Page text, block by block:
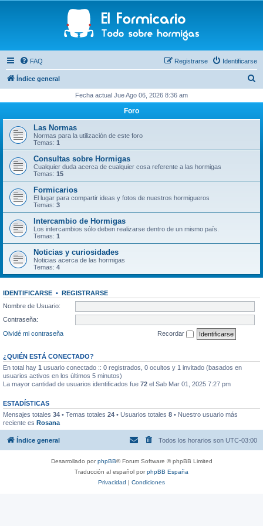
FAQ Identificarse
Registrarse
Índice general
c
r
Fecha actual Jue Ago 06, 2026 8:36 am
Foro
Las Normas
Normas para la utilización de este foro
Temas: 1
Consultas sobre Hormigas
Cualquier duda acerca de cualquier cosa referente a las hormigas
Temas: 15
Formicarios
El lugar para compartir ideas y fotos de nuestros hormigueros
Temas: 3
Intercambio de Hormigas
Los intercambios sólo deben realizarse dentro de un mismo país.
Temas: 1
Noticias y curiosidades
Noticias acerca de las hormigas
Temas: 4
IDENTIFICARSE • REGISTRARSE
Nombre de Usuario:
Contraseña:
Olvidé mi contraseña
Recordar
¿QUIÉN ESTÁ CONECTADO?
En total hay 1 usuario conectado :: 0 registrados, 0 ocultos y 1 invitado (basados en
usuarios activos en los últimos 5 minutos)
La mayor cantidad de usuarios identificados fue 72 el Sab Mar 01, 2025 7:27 pm
ESTADÍSTICAS
Mensajes totales 34 • Temas totales 24 • Usuarios totales 8 • Nuestro usuario más
reciente es Rosana
Índice general Todos los horarios son UTC-03:00
Desarrollado porphpBB® Forum Software © phpBB Limited
Traducción al español porphpBB España
Privacidad | Condiciones